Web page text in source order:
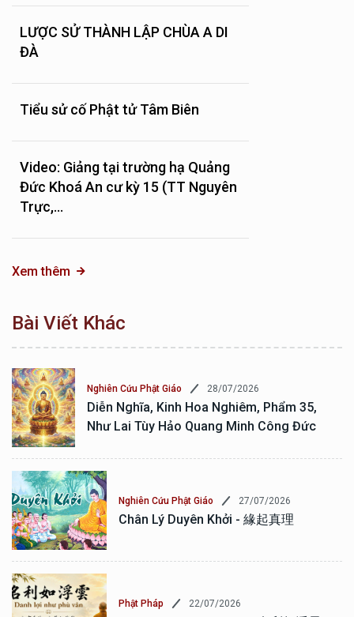
LƯỢC SỬ THÀNH LẬP CHÙA A DI
ĐÀ
Tiểu sử cố Phật tử Tâm Biên
Video: Giảng tại trường hạ Quảng
Đức Khoá An cư kỳ 15 (TT Nguyên
Trực,...
Xem thêm
Bài Viết Khác
Nghiên Cứu Phật Giáo 28/07/2026
Diễn Nghĩa, Kinh Hoa Nghiêm, Phẩm 35,
Như Lai Tùy Hảo Quang Minh Công Đức
Nghiên Cứu Phật Giáo 27/07/2026
Chân Lý Duyên Khởi - 緣起真理
Phật Pháp 22/07/2026